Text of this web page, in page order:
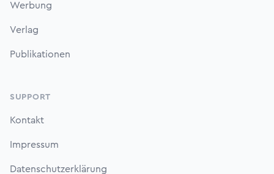
Werbung
Verlag
Publikationen
SUPPORT
Kontakt
Impressum
Datenschutzerklärung